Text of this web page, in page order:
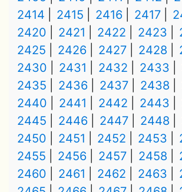
2414
2415 2416 2417
2420
2421 2422 2423
2425
2426 2427 2428
2430
2431 2432 2433
2435
2436 2437 2438
2440
2441 2442 2443
2445
2446 2447 2448
2450
2451 2452 2453
2455
2456 2457 2458
2460
2461 2462 2463